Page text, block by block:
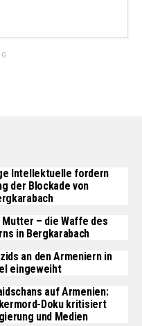
Intellektuelle fordern
der Blockade von
– die Waffe des
in Bergkarabach
an den Armeniern in
eingeweiht
auf Armenien:
Doku kritisiert
und Medien